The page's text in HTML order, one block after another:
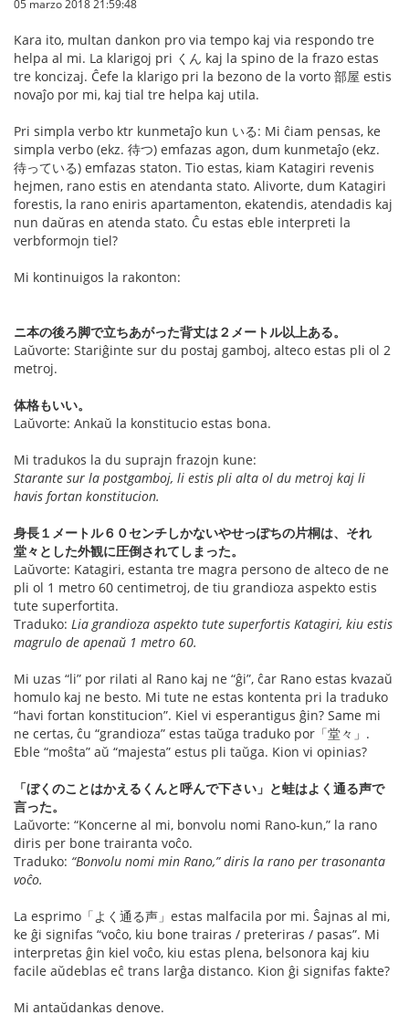
05 marzo 2018 21:59:48
Kara ito, multan dankon pro via tempo kaj via respondo tre
helpa al mi. La klarigoj pri くん kaj la spino de la frazo estas
tre koncizaj. Ĉefe la klarigo pri la bezono de la vorto 部屋 estis
novaĵo por mi, kaj tial tre helpa kaj utila.
Pri simpla verbo ktr kunmetaĵo kun いる: Mi ĉiam pensas, ke
simpla verbo (ekz. 待つ) emfazas agon, dum kunmetaĵo (ekz.
待っている) emfazas staton. Tio estas, kiam Katagiri revenis
hejmen, rano estis en atendanta stato. Alivorte, dum Katagiri
forestis, la rano eniris apartamenton, ekatendis, atendadis kaj
nun daŭras en atenda stato. Ĉu estas eble interpreti la
verbformojn tiel?
Mi kontinuigos la rakonton:
ニ本の後ろ脚で立ちあがった背丈は２メートル以上ある。
Laŭvorte: Stariĝinte sur du postaj gamboj, alteco estas pli ol 2
metroj.
体格もいい。
Laŭvorte: Ankaŭ la konstitucio estas bona.
Mi tradukos la du suprajn frazojn kune:
Starante sur la postgamboj, li estis pli alta ol du metroj kaj li
havis fortan konstitucion.
身長１メートル６０センチしかないやせっぽちの片桐は、それ
堂々とした外観に圧倒されてしまった。
Laŭvorte: Katagiri, estanta tre magra persono de alteco de ne
pli ol 1 metro 60 centimetroj, de tiu grandioza aspekto estis
tute superfortita.
Traduko: Lia grandioza aspekto tute superfortis Katagiri, kiu estis
magrulo de apenaŭ 1 metro 60.
Mi uzas “li” por rilati al Rano kaj ne “ĝi”, ĉar Rano estas kvazaŭ
homulo kaj ne besto. Mi tute ne estas kontenta pri la traduko
“havi fortan konstitucion”. Kiel vi esperantigus ĝin? Same mi
ne certas, ĉu “grandioza” estas taŭga traduko por「堂々」.
Eble “moŝta” aŭ “majesta” estus pli taŭga. Kion vi opinias?
「ぼくのことはかえるくんと呼んで下さい」と蛙はよく通る声で
言った。
Laŭvorte: “Koncerne al mi, bonvolu nomi Rano-kun,” la rano
diris per bone trairanta voĉo.
Traduko: “Bonvolu nomi min Rano,” diris la rano per trasonanta
voĉo.
La esprimo「よく通る声」estas malfacila por mi. Ŝajnas al mi,
ke ĝi signifas “voĉo, kiu bone trairas / preteriras / pasas”. Mi
interpretas ĝin kiel voĉo, kiu estas plena, belsonora kaj kiu
facile aŭdeblas eĉ trans larĝa distanco. Kion ĝi signifas fakte?
Mi antaŭdankas denove.